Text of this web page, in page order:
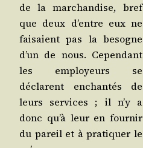
de la mar­chan­dise, bref
que deux d’entre eux ne
fai­saient pas la besogne
d’un de nous. Cepen­dant
les employeurs se
déclarent enchan­tés de
leurs ser­vices ; il n’y a
donc qu’à leur en four­nir
du pareil et à pra­ti­quer le